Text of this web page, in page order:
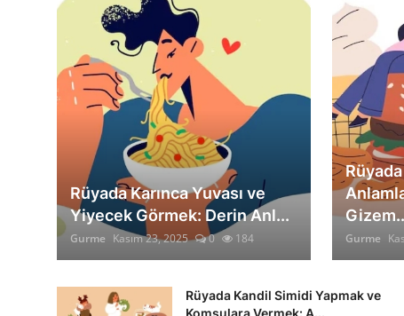
Rüyada Karınca Yuvası ve
Yiyecek Görmek: Derin Anl...
Gurme Kasım 23, 2025 0 184 Gurme
Rüyada Kandil Simidi Yapmak ve
Komşulara Vermek: A...